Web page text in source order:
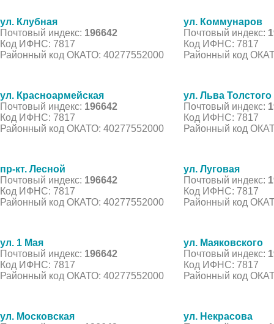
ул. Клубная
Почтовый индекс: 196642
Код ИФНС: 7817
Районный код ОКАТО: 40277552000
ул. Коммунаров
Почтовый индекс:
Код ИФНС: 7817
Районный код
ул. Красноармейская
Почтовый индекс: 196642
Код ИФНС: 7817
Районный код ОКАТО: 40277552000
ул. Льва Толстого
Почтовый индекс:
Код ИФНС: 7817
Районный код
пр-кт. Лесной
Почтовый индекс: 196642
Код ИФНС: 7817
Районный код ОКАТО: 40277552000
ул. Луговая
Почтовый индекс:
Код ИФНС: 7817
Районный код
ул. 1 Мая
Почтовый индекс: 196642
Код ИФНС: 7817
Районный код ОКАТО: 40277552000
ул. Маяковского
Почтовый индекс:
Код ИФНС: 7817
Районный код
ул. Московская
ул. Некрасова